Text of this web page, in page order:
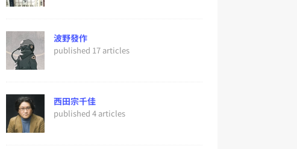
波野發作
published 17 articles
西田宗千佳
published 4 articles